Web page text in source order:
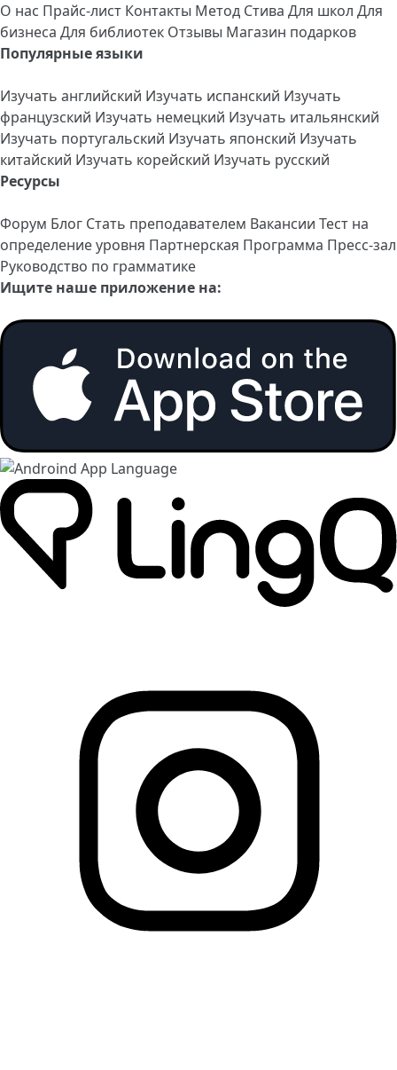
О нас Прайс-лист Контакты Метод Стива Для школ Для
бизнеса Для библиотек Отзывы Магазин подарков
Популярные языки
Изучать английский Изучать испанский Изучать
французский Изучать немецкий Изучать итальянский
Изучать португальский Изучать японский Изучать
китайский Изучать корейский Изучать русский
Ресурсы
Форум Блог Стать преподавателем Вакансии Тест на
определение уровня Партнерская Программа Пресс-зал
Руководство по грамматике
Ищите наше приложение на: